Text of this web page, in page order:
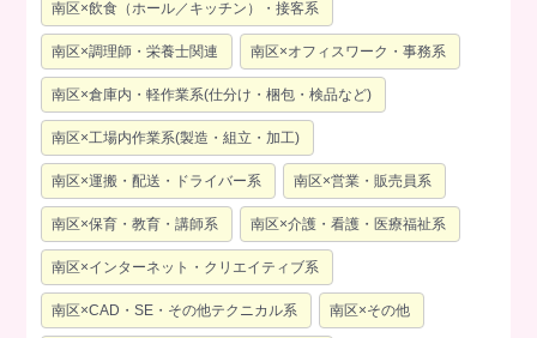
南区×飲食（ホール／キッチン）・接客系
南区×調理師・栄養士関連 南区×オフィスワーク・事務系
南区×倉庫内・軽作業系(仕分け・梱包・検品など)
南区×工場内作業系(製造・組立・加工)
南区×運搬・配送・ドライバー系 南区×営業・販売員系
南区×保育・教育・講師系 南区×介護・看護・医療福祉系
南区×インターネット・クリエイティブ系
南区×CAD・SE・その他テクニカル系 南区×その他